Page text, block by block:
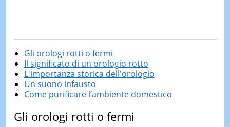
Gli orologi rotti o fermi
Il significato di un orologio rotto
L'importanza storica dell'orologio
Un suono infausto
Come purificare l’ambiente domestico
Gli orologi rotti o fermi